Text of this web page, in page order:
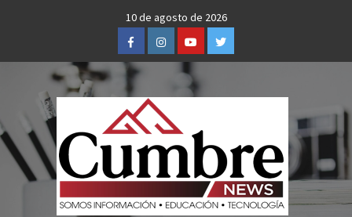
10 de agosto de 2026
FacebookInstagramYoutubeTwitter